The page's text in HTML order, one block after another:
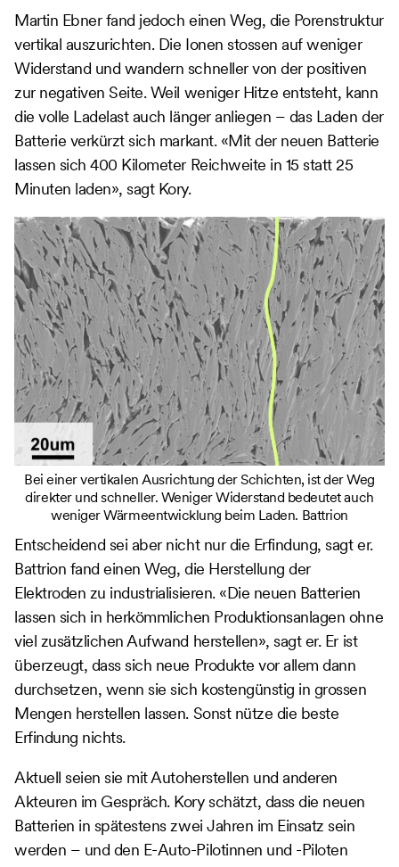
Martin Ebner fand jedoch einen Weg, die Porenstruktur
vertikal auszurichten. Die Ionen stossen auf weniger
Widerstand und wandern schneller von der positiven
zur negativen Seite. Weil weniger Hitze entsteht, kann
die volle Ladelast auch länger anliegen – das Laden der
Batterie verkürzt sich markant. «Mit der neuen Batterie
lassen sich 400 Kilometer Reichweite in 15 statt 25
Minuten laden», sagt Kory.
Bei einer vertikalen Ausrichtung der Schichten, ist der Weg
direkter und schneller. Weniger Widerstand bedeutet auch
weniger Wärmeentwicklung beim Laden. Battrion
Entscheidend sei aber nicht nur die Erfindung, sagt er.
Battrion fand einen Weg, die Herstellung der
Elektroden zu industrialisieren. «Die neuen Batterien
lassen sich in herkömmlichen Produktionsanlagen ohne
viel zusätzlichen Aufwand herstellen», sagt er. Er ist
überzeugt, dass sich neue Produkte vor allem dann
durchsetzen, wenn sie sich kostengünstig in grossen
Mengen herstellen lassen. Sonst nütze die beste
Erfindung nichts.
Aktuell seien sie mit Autoherstellen und anderen
Akteuren im Gespräch. Kory schätzt, dass die neuen
Batterien in spätestens zwei Jahren im Einsatz sein
werden – und den E-Auto-Pilotinnen und -Piloten